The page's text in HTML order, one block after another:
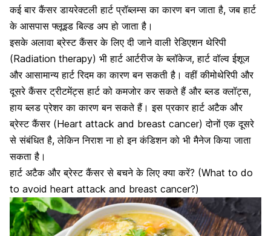
कई बार कैंसर डायरेक्टली हार्ट प्रॉब्लम्स का कारण बन जाता है, जब हार्ट
के आसपास फ्लूइड बिल्ड अप हो जाता है।
इसके अलावा ब्रेस्ट कैंसर के लिए दी जाने वाली रेडिएशन थेरिपी
(Radiation therapy) भी हार्ट आर्टरीज के ब्लॉकेज, हार्ट वॉल्व ईशूज
और आसामान्य हार्ट रिदम का कारण बन सकती है। वहीं कीमोथेरिपी और
दूसरे कैंसर ट्रीटमेंट्स हार्ट को कमजोर कर सकते हैं और ब्लड क्लॉट्स,
हाय ब्लड प्रेशर का कारण बन सकते हैं। इस प्रकार हार्ट अटैक और
ब्रेस्ट कैंसर (Heart attack and breast cancer) दोनों एक दूसरे
से संबंधित है, लेकिन निराश ना हो इन कंडिशन को भी मैनेज किया जाता
सकता है।
हार्ट अटैक और ब्रेस्ट कैंसर से बचने के लिए क्या करें? (What to do
to avoid heart attack and breast cancer?)